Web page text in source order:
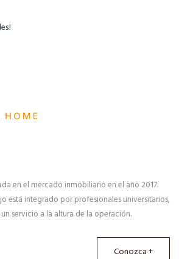
en el mercado inmobiliario en el año 2017.
está integrado por profesionales universitarios,
servicio a la altura de la operación.
Conozca +